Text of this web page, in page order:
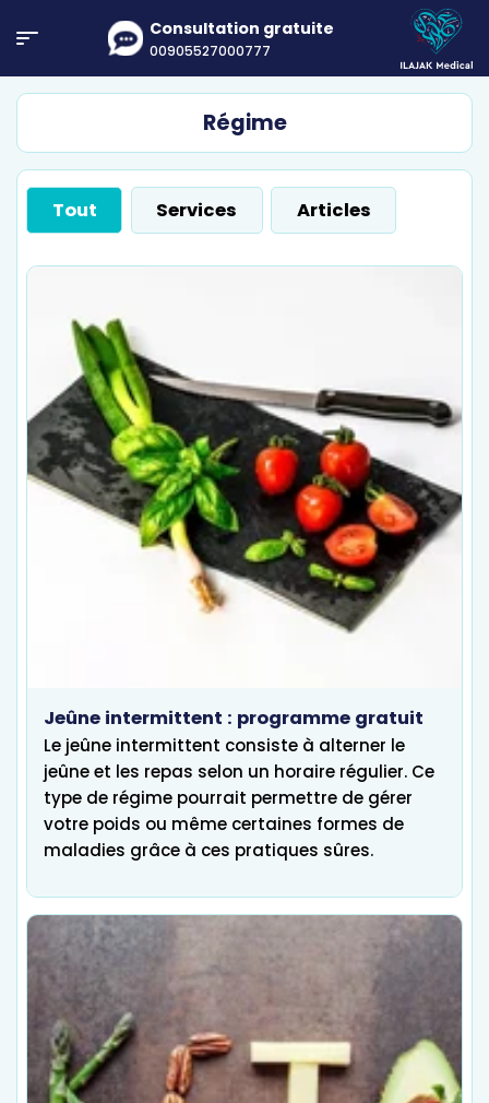
Consultation gratuite
00905527000777
Régime
Tout Services Articles
Jeûne intermittent : programme gratuit
Le jeûne intermittent consiste à alterner le
jeûne et les repas selon un horaire régulier. Ce
type de régime pourrait permettre de gérer
votre poids ou même certaines formes de
maladies grâce à ces pratiques sûres.